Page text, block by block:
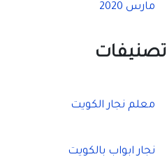
مارس 2020
تصنيفات
معلم نجار الكويت
نجار ابواب بالكويت